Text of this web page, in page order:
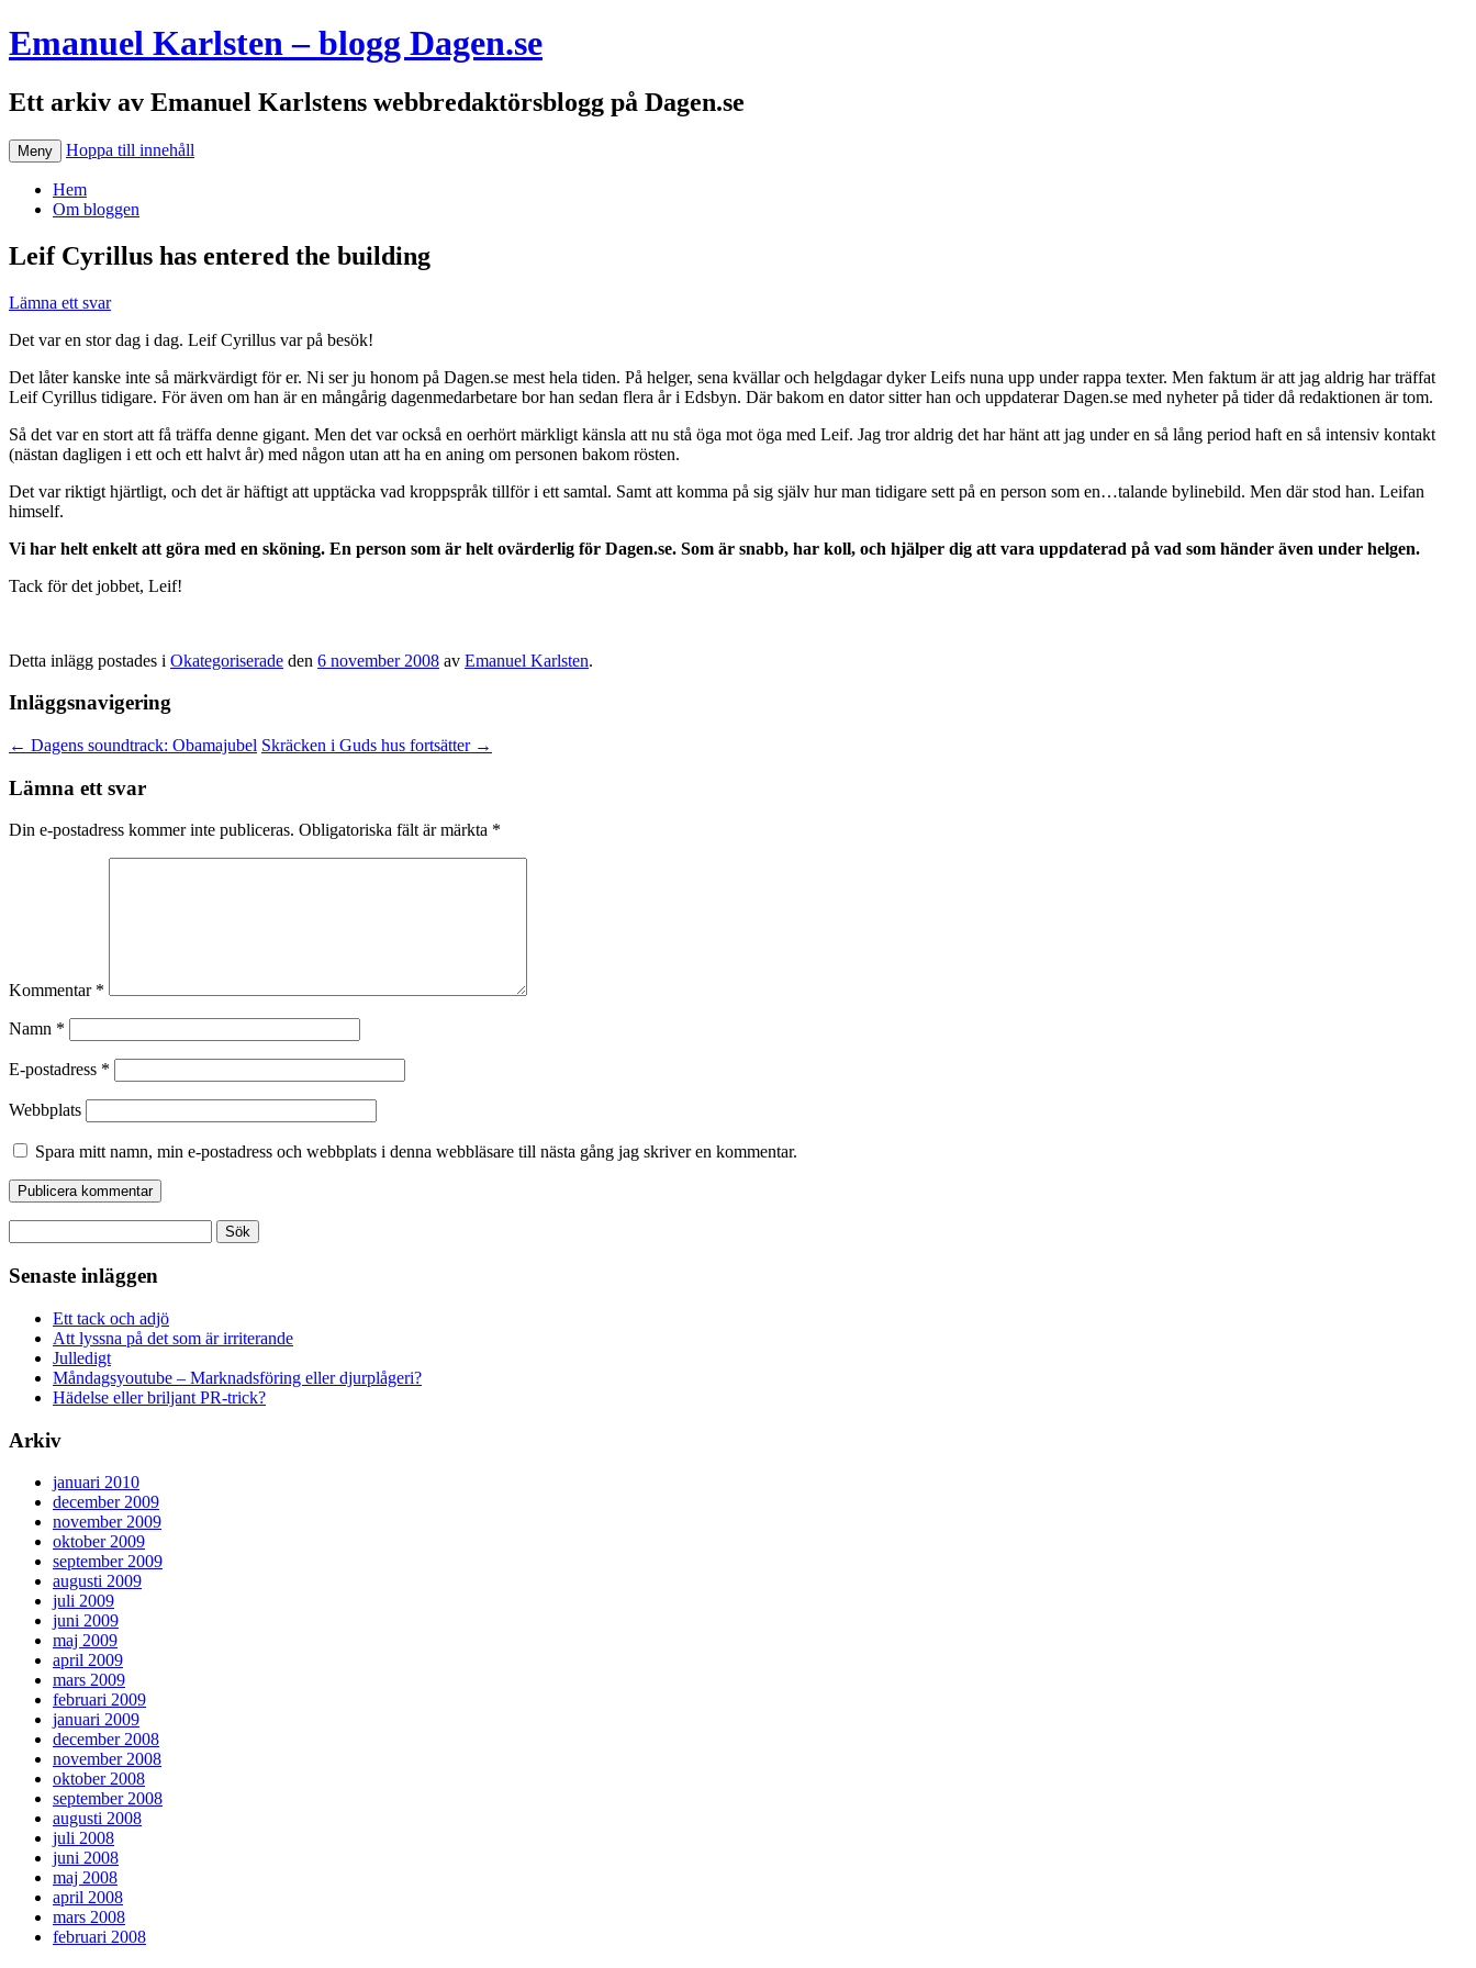
Emanuel Karlsten – blogg Dagen.se
Ett arkiv av Emanuel Karlstens webbredaktörsblogg på Dagen.se
Meny Hoppa till innehåll
Hem
Om bloggen
Leif Cyrillus has entered the building
Lämna ett svar
Det var en stor dag i dag. Leif Cyrillus var på besök!
Det låter kanske inte så märkvärdigt för er. Ni ser ju honom på Dagen.se mest hela tiden. På helger, sena kvällar och helgdagar dyker Leifs nuna upp under rappa texter. Men faktum är att jag aldrig har träffat
Leif Cyrillus tidigare. För även om han är en mångårig dagenmedarbetare bor han sedan flera år i Edsbyn. Där bakom en dator sitter han och uppdaterar Dagen.se med nyheter på tider då redaktionen är tom.
Så det var en stort att få träffa denne gigant. Men det var också en oerhört märkligt känsla att nu stå öga mot öga med Leif. Jag tror aldrig det har hänt att jag under en så lång period haft en så intensiv kontakt
(nästan dagligen i ett och ett halvt år) med någon utan att ha en aning om personen bakom rösten.
Det var riktigt hjärtligt, och det är häftigt att upptäcka vad kroppspråk tillför i ett samtal. Samt att komma på sig själv hur man tidigare sett på en person som en…talande bylinebild. Men där stod han. Leifan
himself.
Vi har helt enkelt att göra med en sköning. En person som är helt ovärderlig för Dagen.se. Som är snabb, har koll, och hjälper dig att vara uppdaterad på vad som händer även under helgen.
Tack för det jobbet, Leif!
Detta inlägg postades i Okategoriserade den 6 november 2008 av Emanuel Karlsten.
Inläggsnavigering
← Dagens soundtrack: Obamajubel Skräcken i Guds hus fortsätter →
Lämna ett svar
Din e-postadress kommer inte publiceras. Obligatoriska fält är märkta *
Kommentar *
Namn *
E-postadress *
Webbplats
Spara mitt namn, min e-postadress och webbplats i denna webbläsare till nästa gång jag skriver en kommentar.
efter:
Senaste inläggen
Ett tack och adjö
Att lyssna på det som är irriterande
Julledigt
Måndagsyoutube – Marknadsföring eller djurplågeri?
Hädelse eller briljant PR-trick?
Arkiv
januari 2010
december 2009
november 2009
oktober 2009
september 2009
augusti 2009
juli 2009
juni 2009
maj 2009
april 2009
mars 2009
februari 2009
januari 2009
december 2008
november 2008
oktober 2008
september 2008
augusti 2008
juli 2008
juni 2008
maj 2008
april 2008
mars 2008
februari 2008